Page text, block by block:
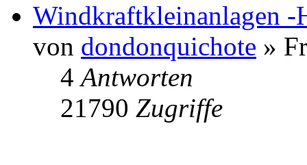
Windkraftkleinanlagen -
von dondonquichote »
4Antworten
21790 Zugriffe